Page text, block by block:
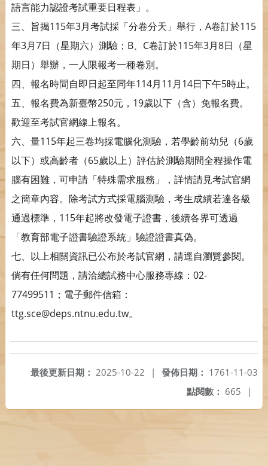
語言能力認證考試重要日程表」。
三、旨揭115年3月考試採「分卷分天」舉行，A卷訂於115
年3月7日（星期六）測驗；B、C卷訂於115年3月8日（星
期日）舉辦，一人限報考一種卷別。
四、報名時間自即日起至同年114月11月14日下午5時止。
五、報名費為新臺幣250元，19歲以下（含）免報名費。
歡迎至考試官網線上報名。
六、量115年起三卷均採電腦化測驗，若學齡前幼兒（6歲
以下）或高齡者（65歲以上）評估於測驗期間全程操作電
腦有困難，可申請「特殊需求服務」，詳情請見考試官網
之簡章內容。除考試方式採電腦測驗，考生成績若達各級
通過標準，115年起將改發電子證書，後續各界可透過
「教育部電子證書驗證系統」驗證證書真偽。
七、以上相關資訊已公布於考試官網，請逕自瀏覽參閱。
倘有任何問題，請洽總試務中心服務專線：02-
77499511；電子郵件信箱：
ttg.sce@deps.ntnu.edu.tw。
發佈日期： 1761-11-03
最後更新日期： 2025-10-22
|
點閱數： 665 |